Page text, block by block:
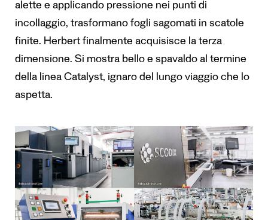
alette e applicando pressione nei punti di
incollaggio, trasformano fogli sagomati in scatole
finite. Herbert finalmente acquisisce la terza
dimensione. Si mostra bello e spavaldo al termine
della linea Catalyst, ignaro del lungo viaggio che lo
aspetta.